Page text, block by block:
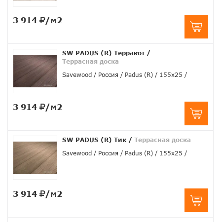
3 914 /м2
SW PADUS (R) Терракот/
Террасная доска
Savewood
Россия Padus (R) 155х25
3 914 /м2
SW PADUS (R) Тик / Террасная доска
Savewood
Россия Padus (R) 155х25
3 914 /м2